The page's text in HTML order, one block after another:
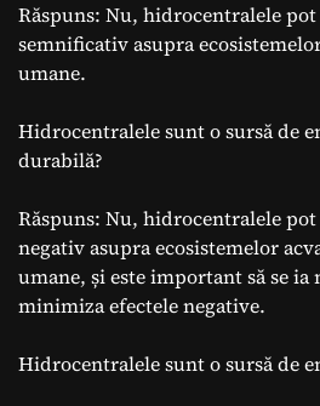
Răspuns: Nu, hidrocentralele
semnificativ asupra
umane.
Hidrocentralele sunt o sursă de
durabilă?
Răspuns: Nu, hidrocentralele
negativ asupra ecosistemelor
umane, și este important să se
minimiza efectele negative.
Hidrocentralele sunt o sursă de